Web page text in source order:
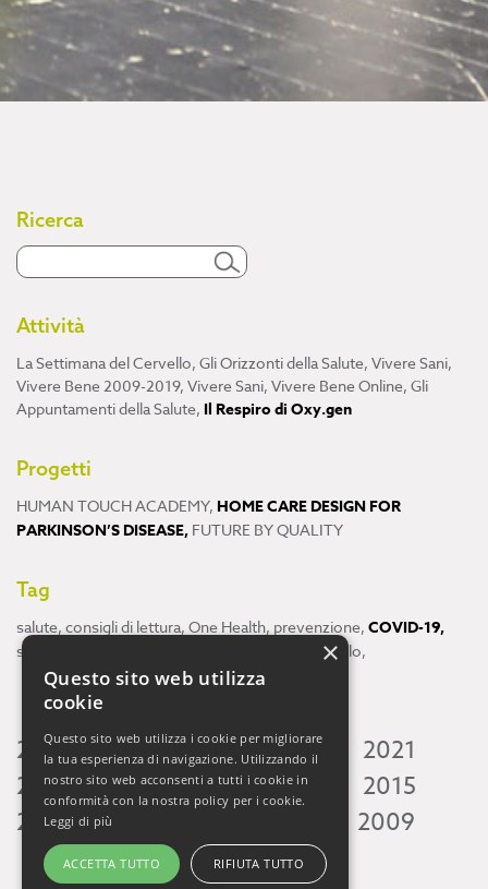
Ricerca
Attività
La Settimana del Cervello, Gli Orizzonti della Salute, Vivere Sani,
Vivere Bene 2009-2019, Vivere Sani, Vivere Bene Online, Gli
Appuntamenti della Salute, Il Respiro di Oxy.gen
Progetti
HUMAN TOUCH ACADEMY, HOME CARE DESIGN FOR
PARKINSON’S DISEASE, FUTURE BY QUALITY
Tag
salute, consigli di lettura, One Health, prevenzione, COVID-19,
scienza cervello,
2026 2025 2024 2023 2022
2021
2020 2019 2018 2017 2016
2015
2014 2013 2009
×
Questo sito web utilizza
cookie
Questo sito web utilizza i cookie per migliorare
la tua esperienza di navigazione. Utilizzando il
nostro sito web acconsenti a tutti i cookie in
conformità con la nostra policy per i cookie.
Leggi di più
ACCETTA TUTTO RIFIUTA TUTTO